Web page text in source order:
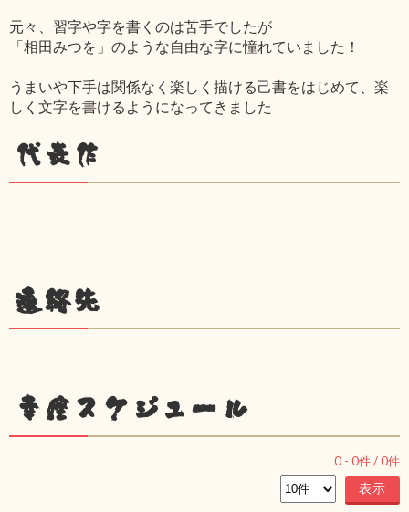
元々、習字や字を書くのは苦手でしたが
「相田みつを」のような自由な字に憧れていました！
うまいや下手は関係なく楽しく描ける己書をはじめて、楽
しく文字を書けるようになってきました
代表作
連絡先
幸座スケジュール
0 - 0件 /0件